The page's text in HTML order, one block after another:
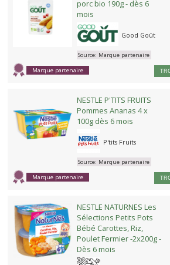
porc bio 190g - dès 6
mois
Good Goût
Marque partenaire
Source: Marque partenaire
NESTLE P'TITS FRUITS
Pommes Ananas 4 x
100g dès 6 mois
P'tits Fruits
Marque partenaire
Source: Marque partenaire
NESTLE NATURNES Les
Sélections Petits Pots
Bébé Carottes, Riz,
Poulet Fermier -2x200g -
Dès 6 mois